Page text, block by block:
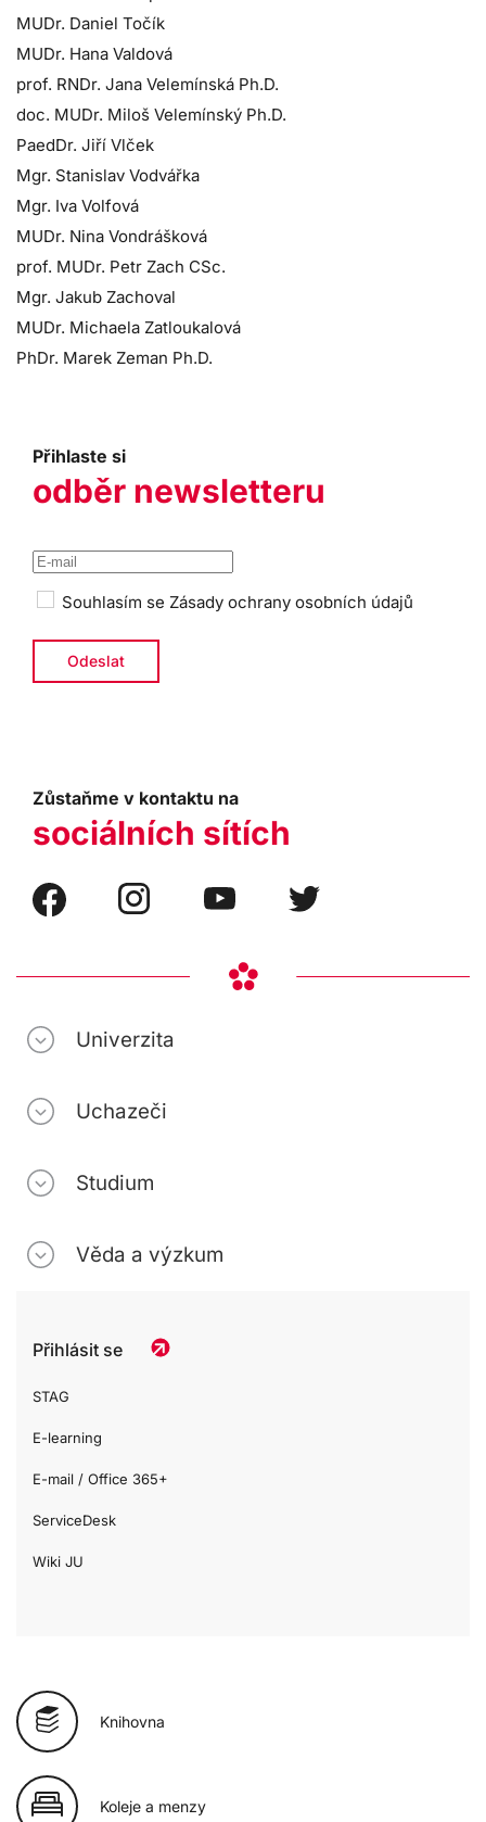
MUDr. Daniel Točík
MUDr. Hana Valdová
prof. RNDr. Jana Velemínská Ph.D.
doc. MUDr. Miloš Velemínský Ph.D.
PaedDr. Jiří Vlček
Mgr. Stanislav Vodvářka
Mgr. Iva Volfová
MUDr. Nina Vondrášková
prof. MUDr. Petr Zach CSc.
Mgr. Jakub Zachoval
MUDr. Michaela Zatloukalová
PhDr. Marek Zeman Ph.D.
Přihlaste si
odběr newsletteru
Souhlasím se Zásady ochrany osobních údajů
Zůstaňme v kontaktu na
sociálních sítích
Univerzita
Uchazeči
Studium
Věda a výzkum
Přihlásit se
STAG
E-learning
E-mail / Office 365+
ServiceDesk
Wiki JU
Knihovna
Koleje a menzy